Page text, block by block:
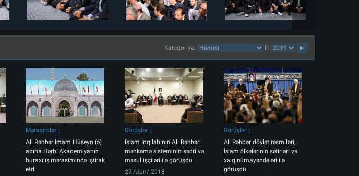
Kateqoriya: İl:
Mərasimlər
Ali Rəhbər İmam Hüseyn (ə)
adına Hərbi Akademiyanın
buraxılış mərasimində iştirak
etdi
Görüşlər
İslam İnqilabının Ali Rəhbəri
məhkəmə sisteminin sədri və
məsul işçiləri ilə görüşdü
27 /Jun/ 2018
Görüşlər
Ali Rəhbər dövlət rəsmiləri,
İslam ölkələrinin səfirləri və
xalq nümayəndələri ilə
görüşdü